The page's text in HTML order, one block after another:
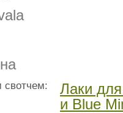
свотчем:
Лаки
и Blue